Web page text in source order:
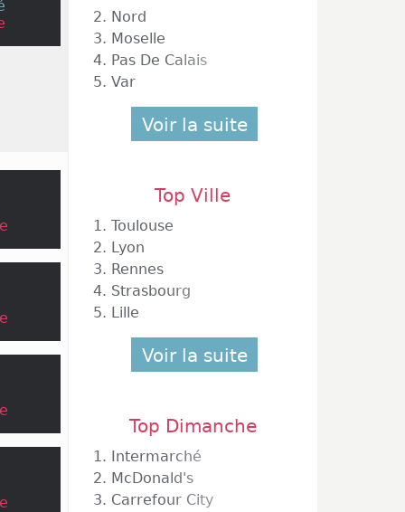
à
les
il est
ou
2. Nord
3. Moselle
4. Pas De Calais
5. Var
Voir la suite
Top Ville
1. Toulouse
2. Lyon
3. Rennes
4. Strasbourg
5. Lille
Voir la suite
Top Dimanche
1. Intermarché
2. McDonald's
3. Carrefour City